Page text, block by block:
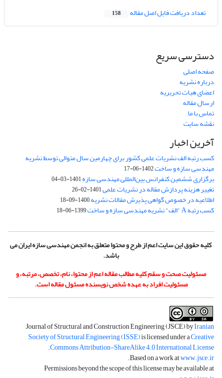
تعداد دریافت فایل اصل مقاله 158
دسترسی سریع
صفحه اصلی
درباره نشریه
اعضای هیات تحریریه
ارسال مقاله
تماس با ما
نقشه سایت
آخرین اخبار
کسب رتبه الف نشریات علمی کشور برای چهارمین سال متوالی توسط نشریه
مهندسی سازه و ساخت1402-06-17
برگزاری ششمین کنفرانس بین‌المللی مهندسی سازه1401-03-04
تغییر هزینه پردازش مقاله در نشریات علمی1401-02-26
اطلاعیه در خصوص گواهی پذیرش مقالات نشریه1400-09-18
کسب رتبه A "الف" نشریه مهندسی سازه و ساخت 1399-06-18
کلیه حقوق این سایت اعم از طرح و محتوا متعلق به انجمن مهندسی سازه ایران می
باشد.
مسئولیت صحت و سقم کلیه مطالب مقاله اعم از محتوا، نام، تخصص، مرتبه، و
مسئولیت افراد به عهده شخص نویسنده مسئول مقاله است.
Journal of Structural and Construction Engineering (JSCE) byIranian
Society of Structural Engineering (ISSE)is licensed under aCreative
Commons Attribution-ShareAlike 4.0 International License
.
Based on a work atwww.jsce.ir
.
Permissions beyond the scope of this license may be available at